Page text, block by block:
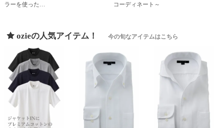
ラーを使った…
コーディネート～
ozieの人気アイテム！ 今の旬なアイテムはこちら